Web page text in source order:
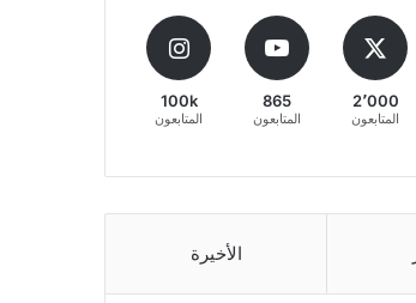
2٬000
المتابعون
865
المتابعون
100k
المتابعون
الأخيرة